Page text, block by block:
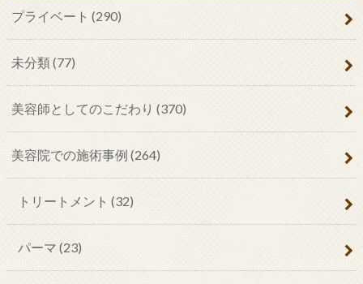
プライベート (290)
未分類(77)
美容師としてのこだわり (370)
美容院での施術事例 (264)
トリートメント (32)
パーマ (23)